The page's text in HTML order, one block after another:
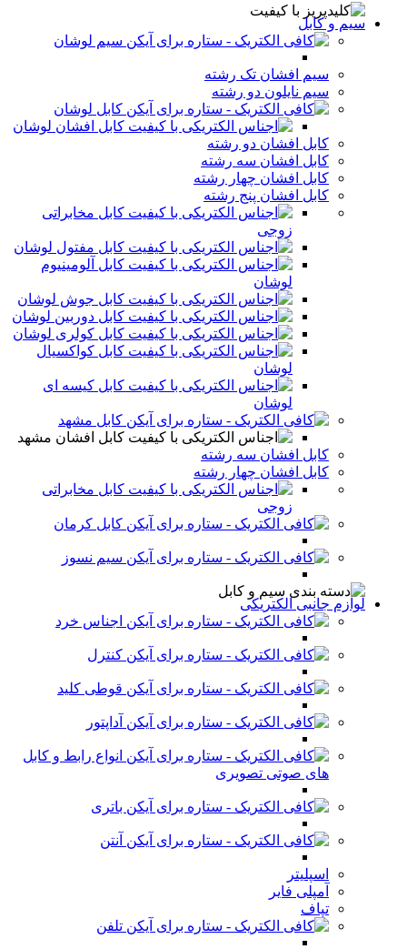
سیم و کابل
سیم لوشان
سیم افشان تک رشته
سیم نایلون دو رشته
کابل لوشان
کابل افشان لوشان
کابل افشان دو رشته
کابل افشان سه رشته
کابل افشان چهار رشته
کابل افشان پنج رشته
کابل مخابراتی
زوجی
کابل مفتول لوشان
کابل آلومینیوم
لوشان
کابل جوش لوشان
کابل دوربین لوشان
کابل کولری لوشان
کابل کواکسیال
لوشان
کابل کیسه ای
لوشان
کابل مشهد
کابل افشان مشهد
کابل افشان سه رشته
کابل افشان چهار رشته
کابل مخابراتی
زوجی
کابل کرمان
سیم نسوز
لوازم جانبی الکتریکی
اجناس خرد
کنترل
قوطی کلید
آداپتور
انواع رابط و کابل
های صوتی تصویری
باتری
آنتن
اسپلیتر
آمپلی فایر
تپاف
تلفن